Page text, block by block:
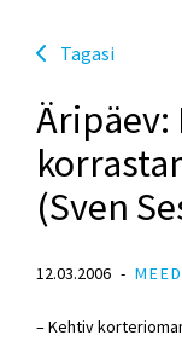
Tagasi
Äripäev:
(Sven
12.03.2006
– Kehtiv